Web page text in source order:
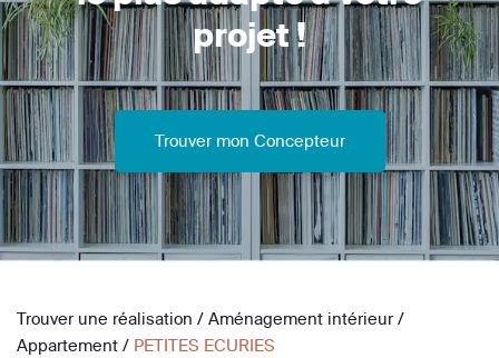
projet !
Trouver mon Concepteur
Trouver une réalisation / Aménagement intérieur /
Appartement / PETITES ECURIES